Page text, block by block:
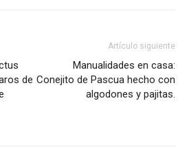
de
Artículo siguiente
Manualidades en casa:
Conejito de Pascua hecho con
algodones y pajitas.